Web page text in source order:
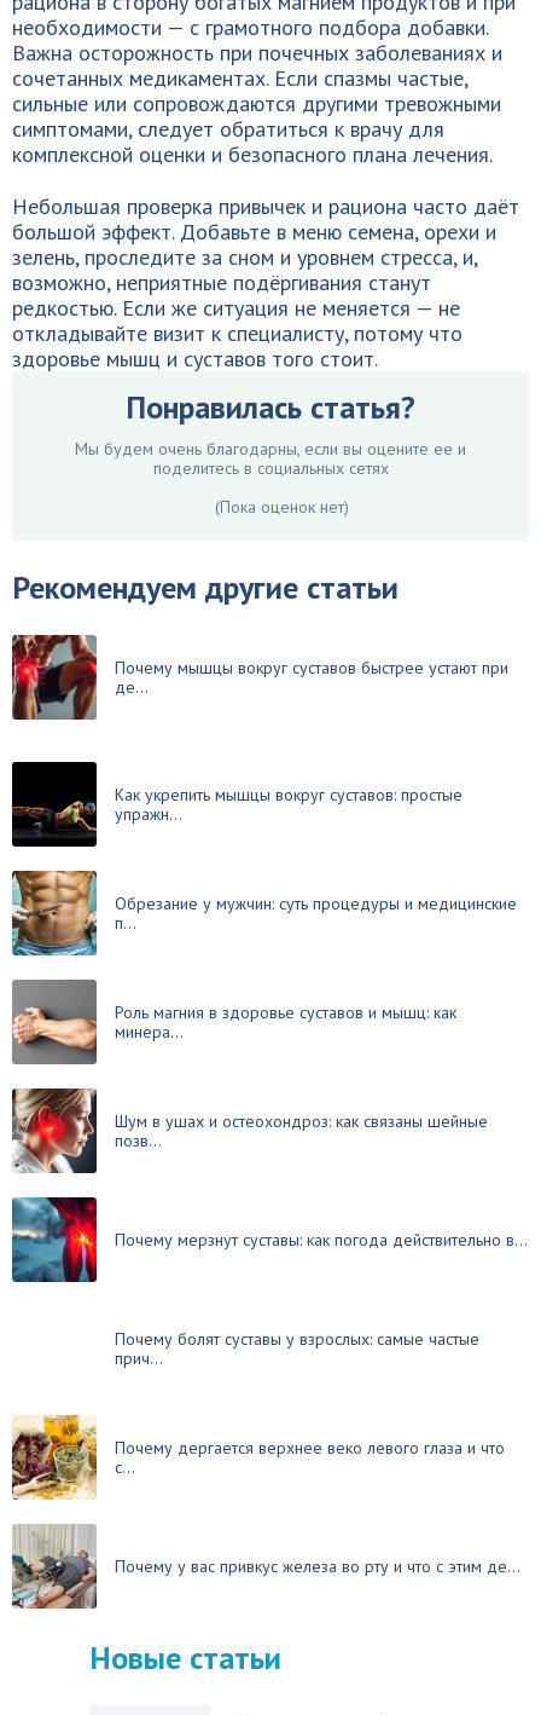
необходимости — с грамотного подбора добавки.
Важна осторожность при почечных заболеваниях и
сочетанных медикаментах. Если спазмы частые,
сильные или сопровождаются другими тревожными
симптомами, следует обратиться к врачу для
комплексной оценки и безопасного плана лечения.
Небольшая проверка привычек и рациона часто даёт
большой эффект. Добавьте в меню семена, орехи и
зелень, проследите за сном и уровнем стресса, и,
возможно, неприятные подёргивания станут
редкостью. Если же ситуация не меняется — не
откладывайте визит к специалисту, потому что
здоровье мышц и суставов того стоит.
Понравилась статья?
Мы будем очень благодарны, если вы оцените ее и
поделитесь в социальных сетях
(Пока оценок нет)
Рекомендуем другие статьи
Почему мышцы вокруг суставов быстрее устают при
де...
Как укрепить мышцы вокруг суставов: простые
упражн...
Обрезание у мужчин: суть процедуры и медицинские
п...
Роль магния в здоровье суставов и мышц: как
минера...
Шум в ушах и остеохондроз: как связаны шейные
позв...
Почему мерзнут суставы: как погода действительно в...
Почему болят суставы у взрослых: самые частые
прич...
Почему дергается верхнее веко левого глаза и что
с...
Почему у вас привкус железа во рту и что с этим де...
Новые статьи